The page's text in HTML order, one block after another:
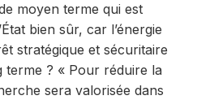
moyen terme qui est
bien sûr, car l’énergie
stratégique et sécuritaire
terme ? « Pour réduire la
sera valorisée dans